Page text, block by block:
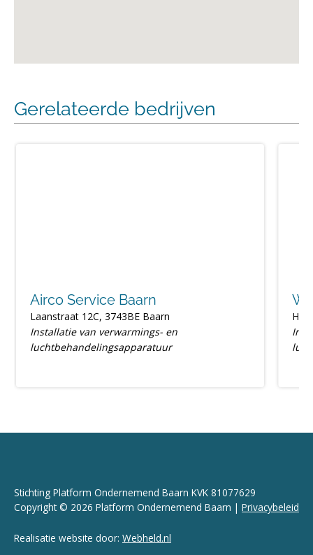
Gerelateerde bedrijven
Airco Service Baarn
Laanstraat 12C, 3743BE Baarn
Installatie van verwarmings- en
luchtbehandelingsapparatuur
Stichting Platform Ondernemend Baarn KVK 81077629
Copyright © 2026 Platform Ondernemend Baarn | Privacybeleid
Realisatie website door: Webheld.nl